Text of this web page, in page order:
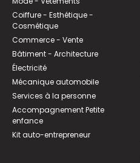
Coiffure - Esthétique -
Cosmétique
Commerce - Vente
Bâtiment - Architecture
Électricité
Mécanique automobile
Services à la personne
Accompagnement Petite
enfance
Kit auto-entrepreneur